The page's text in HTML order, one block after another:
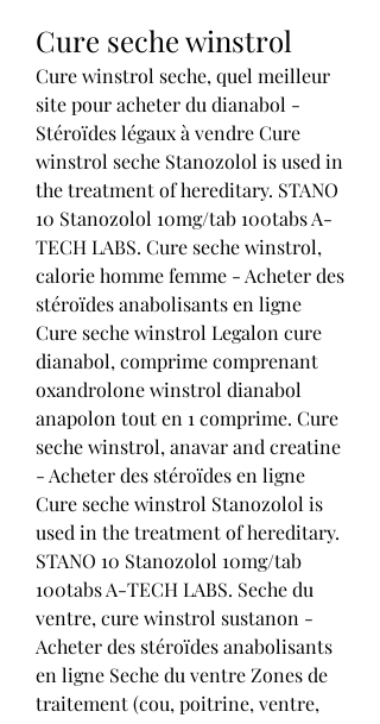
Cure seche winstrol
Cure winstrol seche, quel meilleur
site pour acheter du dianabol -
Stéroïdes légaux à vendre Cure
winstrol seche Stanozolol is used in
the treatment of hereditary. STANO
10 Stanozolol 10mg/tab 100tabs A-
TECH LABS. Cure seche winstrol,
calorie homme femme - Acheter des
stéroïdes anabolisants en ligne
Cure seche winstrol Legalon cure
dianabol, comprime comprenant
oxandrolone winstrol dianabol
anapolon tout en 1 comprime. Cure
seche winstrol, anavar and creatine
- Acheter des stéroïdes en ligne
Cure seche winstrol Stanozolol is
used in the treatment of hereditary.
STANO 10 Stanozolol 10mg/tab
100tabs A-TECH LABS. Seche du
ventre, cure winstrol sustanon -
Acheter des stéroïdes anabolisants
en ligne Seche du ventre Zones de
traitement (cou, poitrine, ventre,